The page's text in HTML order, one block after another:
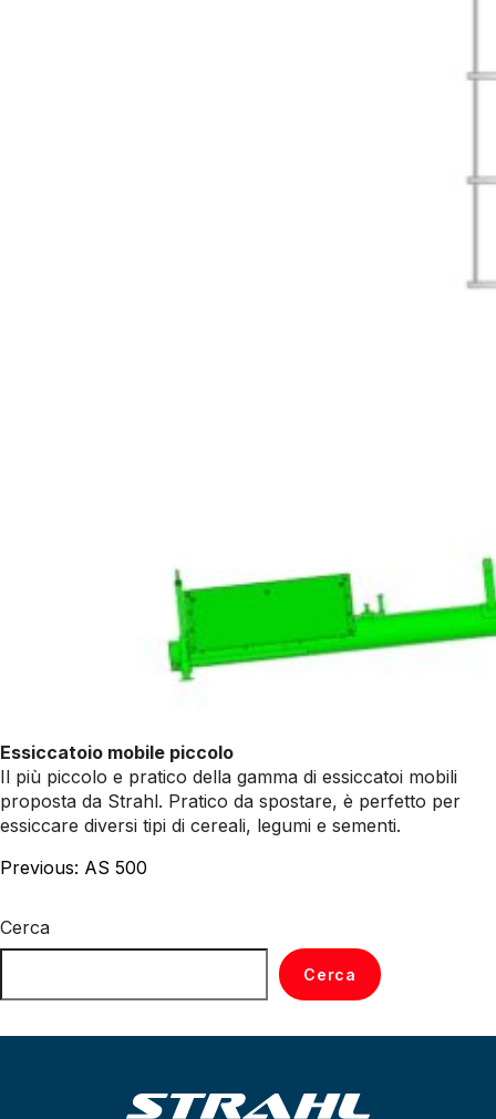
Essiccatoio mobile piccolo
Il più piccolo e pratico della gamma di essiccatoi mobili
proposta da Strahl. Pratico da spostare, è perfetto per
essiccare diversi tipi di cereali, legumi e sementi.
Navigazione
Previous: AS 500
Cerca
Cerca